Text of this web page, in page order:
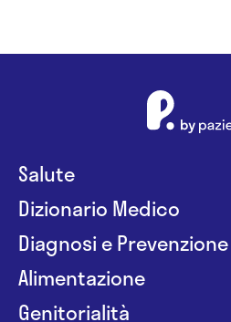
Salute
Dizionario Medico
Diagnosi e Prevenzione
Alimentazione
Genitorialità